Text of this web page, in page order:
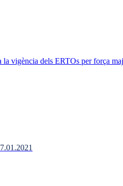
vigència dels ERTOs per força